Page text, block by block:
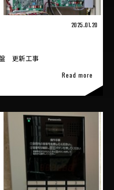
2025.01.20
更新工事
Read more